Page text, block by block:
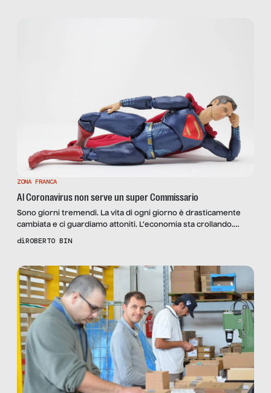
ZONA FRANCA
Al Coronavirus non serve un super Commissario
Sono giorni tremendi. La vita di ogni giorno è drasticamente
cambiata e ci guardiamo attoniti. L’economia sta crollando.
Chissà quando tutto tornerà normale? Ma tornerà normale? È
mutamenti. Quando scoppiano, la gente si fa prendere […]
diROBERTO BIN